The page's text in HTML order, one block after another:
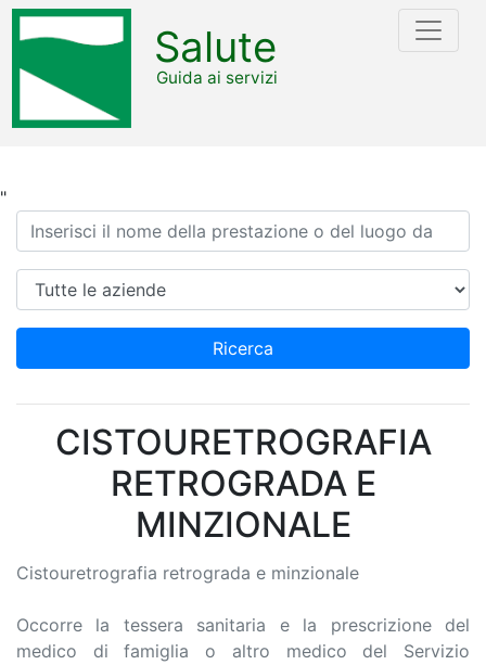
"
Salute
Guida ai servizi
Ricerca
Azienda
Ricerca
CISTOURETROGRAFIA
RETROGRADA E
MINZIONALE
Cistouretrografia retrograda e minzionale
Occorre la tessera sanitaria e la prescrizione del
medico di famiglia o altro medico del Servizio